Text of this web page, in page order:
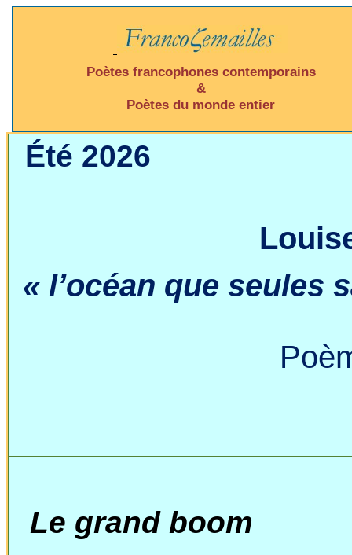
Poètes francophones contemporains
&
Poètes du monde entier
Été 2026
« l’océan que seules
Le grand boom